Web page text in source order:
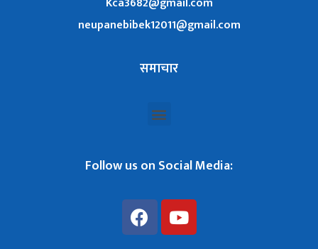
neupanebibek12011@gmail.com
समाचार
Follow us on Social Media: